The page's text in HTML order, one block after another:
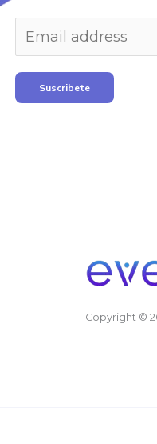
Suscribete
Copyright ©